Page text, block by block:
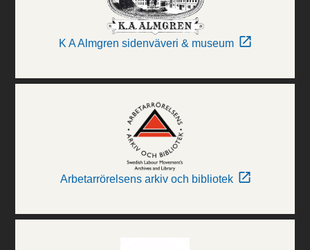
K A Almgren sidenväveri & museum
Arbetarrörelsens arkiv och bibliotek